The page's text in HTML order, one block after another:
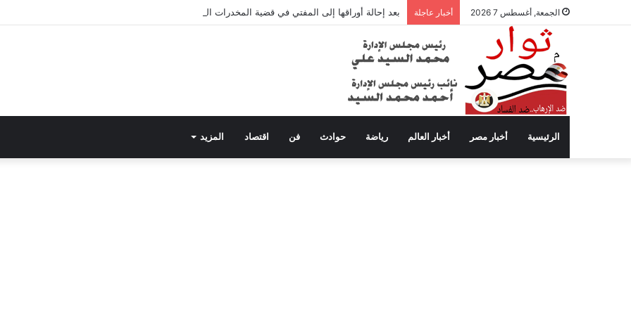
الجمعة, أغسطس 7 2026 أخبار عاجلة بعد إحالة أوراقها إلى المفتي في قضية المخدرات الكبرى.. من هي سارة خليفة؟
الرئيسية أخبار مصر أخبار العالم رياضة حوادث فن اقتصاد المزيد